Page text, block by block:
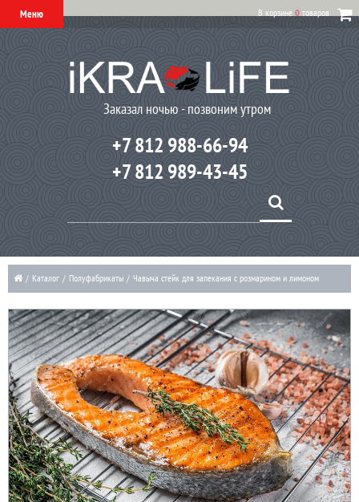
Меню В корзине 0 товаров
Заказал ночью - позвоним утром
+7 812 988-66-94
+7 812 989-43-45
/ Каталог / Полуфабрикаты / Чавыча стейк для запекания с розмарином и лимоном